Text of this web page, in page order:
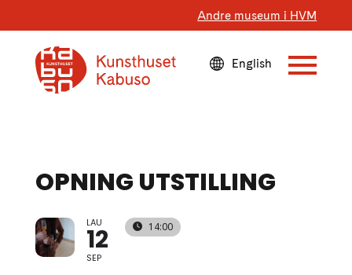
Andre museum i HVM
OPNING UTSTILLING
LAU
12
SEP
14:00